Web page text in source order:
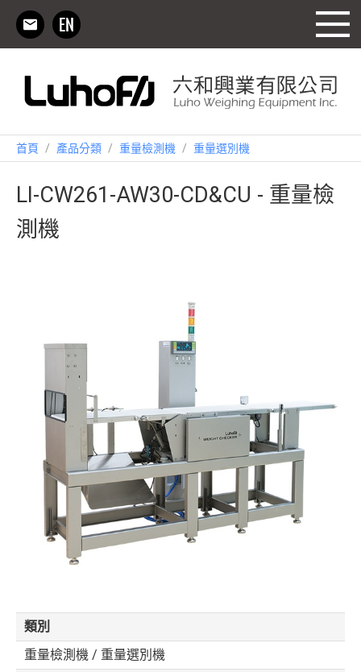
首頁 / 產品分類 / 重量檢測機 / 重量選別機
LI-CW261-AW30-CD&CU - 重量檢
測機
類別
重量檢測機 / 重量選別機